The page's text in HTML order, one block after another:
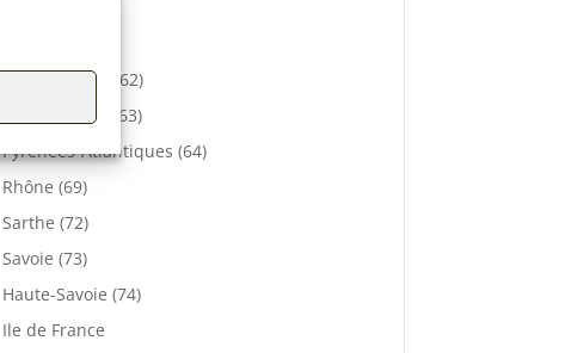
Pas-de-Calais (62)
Puy De Dôme (63)
Pyrénées-Atlantiques (64)
Rhône (69)
Sarthe (72)
Savoie (73)
Haute-Savoie (74)
Ile de France